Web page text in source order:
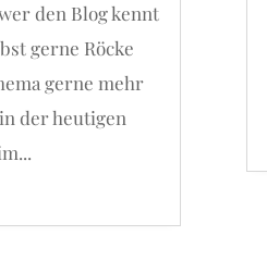
den Blog kennt
gerne Röcke
gerne mehr
der heutigen